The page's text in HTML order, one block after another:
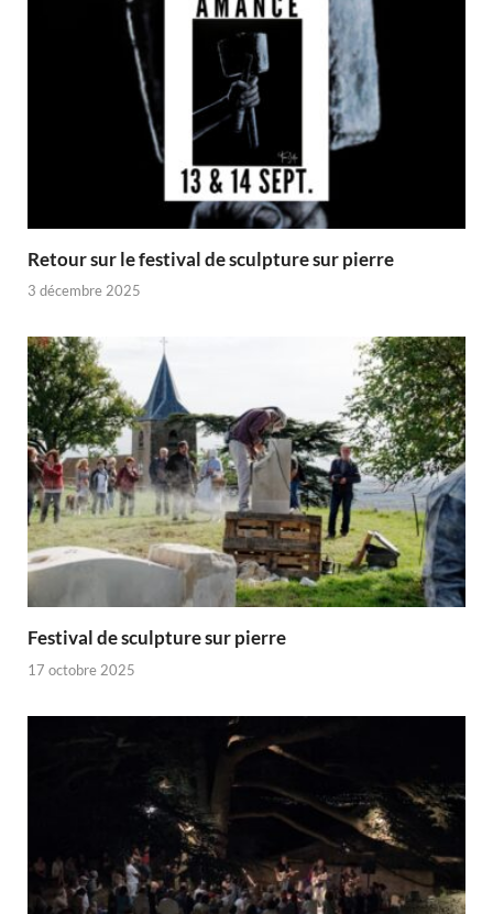
Retour sur le festival de sculpture sur pierre
3 décembre 2025
Festival de sculpture sur pierre
17 octobre 2025